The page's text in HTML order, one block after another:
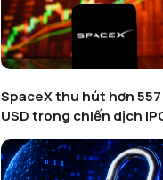
SpaceX thu hút hơn
USD trong chiến dịch
token hoá trên Binance